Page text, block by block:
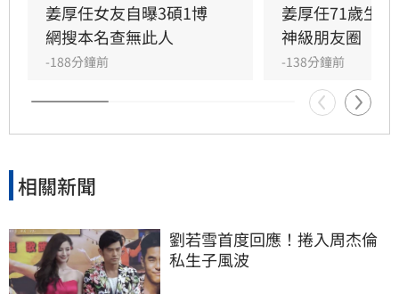
更有網友爆料其過去經歷與改名等爭議。面對外
界對女友背景的連番檢視與熱議，姜厚任受訪時
直言，這段感情本是浪漫的愛情片，不希望演變
成偵探片，強調無論對方背景如何都堅定相愛，
並表示涉及個人隱私與法律問題，後續將不再針
對相關傳聞做出任何回應。
姜厚任女友自曝3碩1博
網搜本名查無此人
-188分鐘前
姜厚任71歲生
神級朋友圈
-138分鐘前
相關新聞
劉若雪首度回應！捲入周杰倫
私生子風波